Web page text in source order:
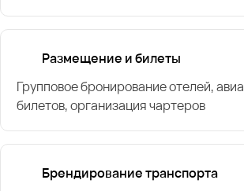
Размещение и билеты
Групповое бронирование отелей,
билетов, организация чартеров
Брендирование транспорта